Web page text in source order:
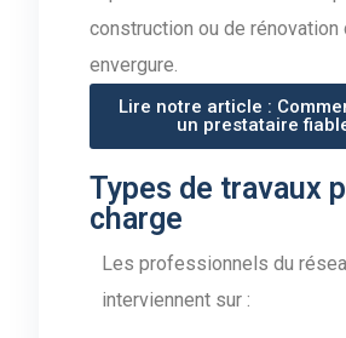
construction ou de rénovation
envergure.
Lire notre article :
un prestataire
Types de travaux
charge
Les professionnels du
interviennent sur :